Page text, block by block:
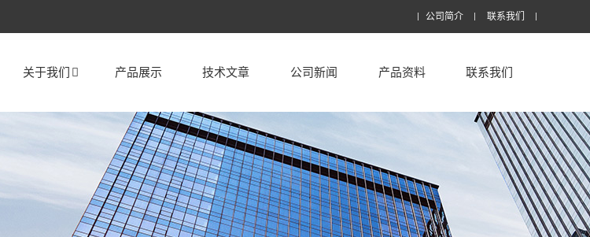
公司简介 联系我们
关于我们 产品展示 技术文章 公司新闻 产品资料 联系我们